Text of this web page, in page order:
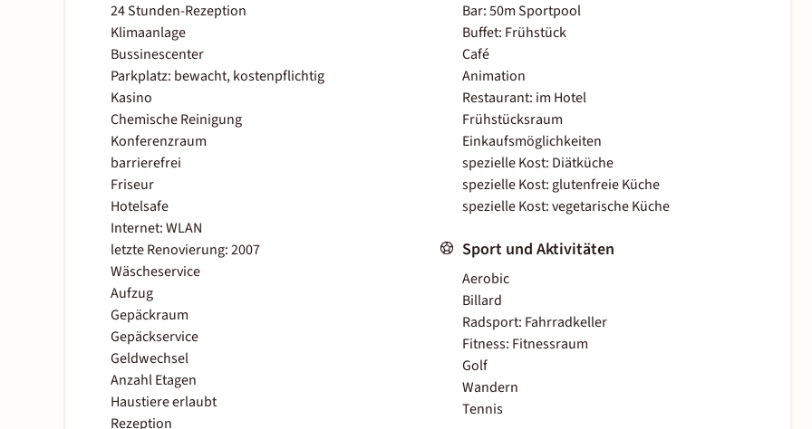
24 Stunden-Rezeption
Klimaanlage
Bussinescenter
Parkplatz: bewacht, kostenpflichtig
Kasino
Chemische Reinigung
Konferenzraum
barrierefrei
Friseur
Hotelsafe
Internet: WLAN
letzte Renovierung: 2007
Wäscheservice
Aufzug
Gepäckraum
Gepäckservice
Geldwechsel
Anzahl Etagen
Haustiere erlaubt
Rezeption
Bar: 50m Sportpool
Buffet: Frühstück
Café
Animation
Restaurant: im Hotel
Frühstücksraum
Einkaufsmöglichkeiten
spezielle Kost: Diätküche
spezielle Kost: glutenfreie Küche
spezielle Kost: vegetarische Küche
Sport und Aktivitäten
Aerobic
Billard
Radsport: Fahrradkeller
Fitness: Fitnessraum
Golf
Wandern
Tennis